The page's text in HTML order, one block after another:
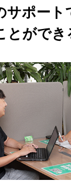
サポート
とができ